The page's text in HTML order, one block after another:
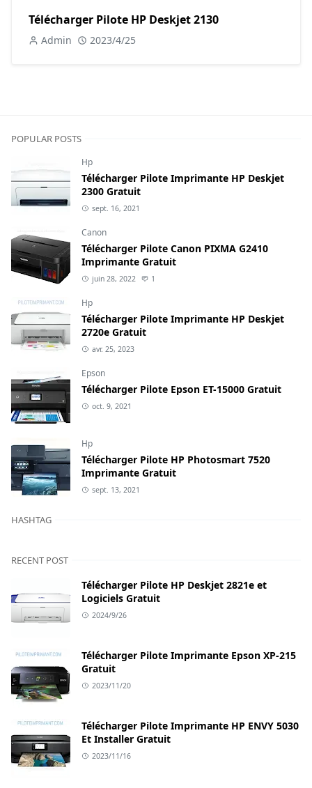
Télécharger Pilote HP Deskjet 2130
Admin 2023/4/25
POPULAR POSTS
Hp
Télécharger Pilote Imprimante HP Deskjet
2300 Gratuit
sept. 16, 2021
Canon
Télécharger Pilote Canon PIXMA G2410
Imprimante Gratuit
juin 28, 2022 1
Hp
Télécharger Pilote Imprimante HP Deskjet
2720e Gratuit
avr. 25, 2023
Epson
Télécharger Pilote Epson ET-15000 Gratuit
oct. 9, 2021
Hp
Télécharger Pilote HP Photosmart 7520
Imprimante Gratuit
sept. 13, 2021
HASHTAG
RECENT POST
Télécharger Pilote HP Deskjet 2821e et
Logiciels Gratuit
2024/9/26
Télécharger Pilote Imprimante Epson XP-215
Gratuit
2023/11/20
Télécharger Pilote Imprimante HP ENVY 5030
Et Installer Gratuit
2023/11/16